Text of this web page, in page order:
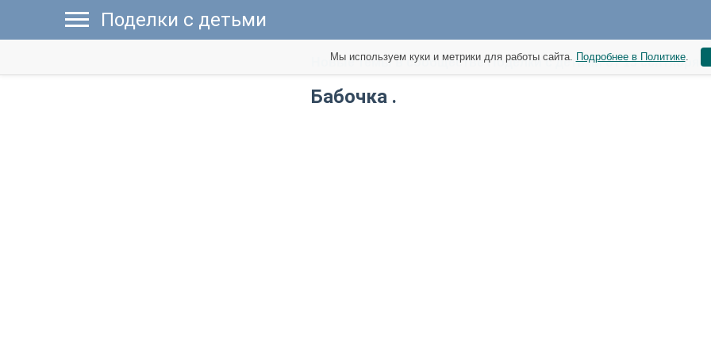
Поделки с детьми
Новые темы в сообществе Поделки с детьми от 15 сентября
Бабочка .
Мы используем куки и метрики для работы сайта. Подробнее в Политике.